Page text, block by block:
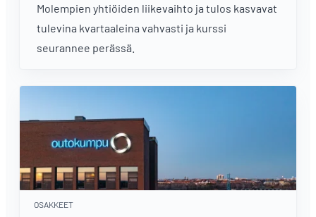
Molempien yhtiöiden liikevaihto ja tulos kasvavat
tulevina kvartaaleina vahvasti ja kurssi
seurannee perässä.
OSAKKEET